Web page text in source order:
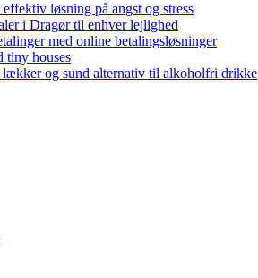
løsning på angst og stress
i Dragør til enhver lejlighed
med online betalingsløsninger
tiny houses
og sund alternativ til alkoholfri drikke